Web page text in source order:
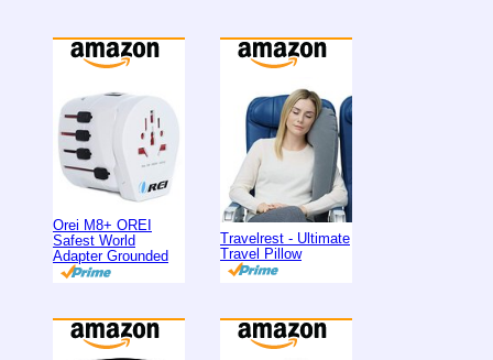
Orei M8+ OREI
Safest World
Adapter Grounded
Travelrest - Ultimate
Travel Pillow